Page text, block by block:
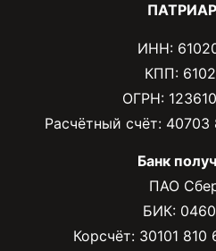
ИНН:
КПП:
ОГРН:
Расчётный счёт:
Банк
ПАО
БИК:
Корсчёт: 30101